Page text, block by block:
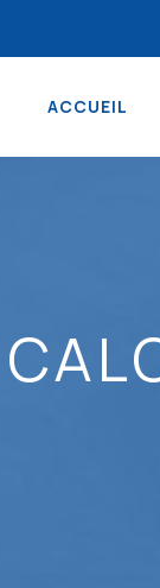
ACCUEIL